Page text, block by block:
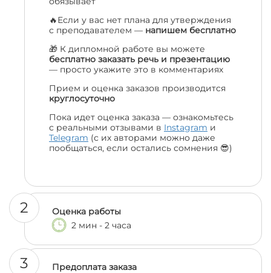
🔥Если у вас нет плана для утверждения
с преподавателем — напишем бесплатно
🎁 К дипломной работе вы можете
бесплатно заказать речь и презентацию
— просто укажите это в комментариях
Прием и оценка заказов производится
круглосуточно
Пока идет оценка заказа — ознакомьтесь
с реальными отзывами в Instagram и
Telegram (с их авторами можно даже
пообщаться, если остались сомнения 😎)
2
Оценка работы
2 мин - 2 часа
3
Предоплата заказа